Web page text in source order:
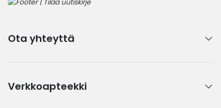
Ota yhteyttä
Verkkoapteekki